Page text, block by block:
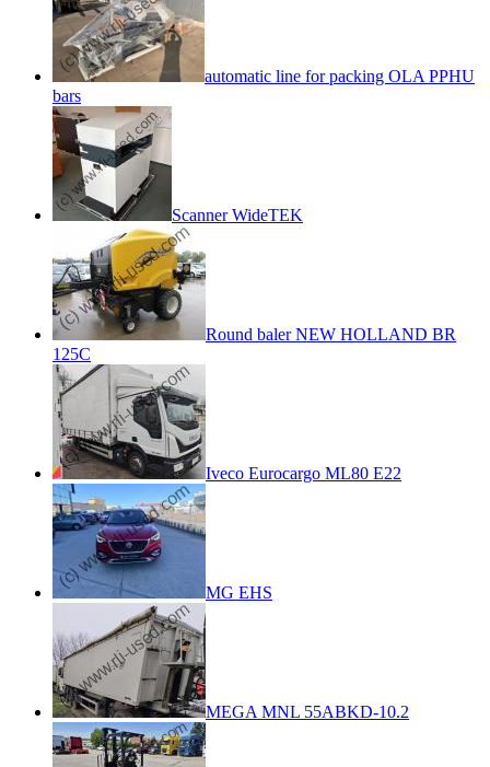
automatic line for packing OLA PPHU
bars
Scanner WideTEK
Round baler NEW HOLLAND BR
125C
Iveco Eurocargo ML80 E22
MG EHS
MEGA MNL 55ABKD-10.2